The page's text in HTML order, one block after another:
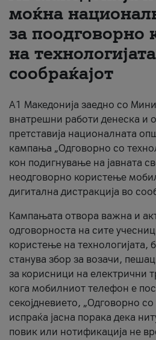
моќна
за поодговорно
на
сообраќајот
A1 Македонија заедно со
внатрешни работи денеска и
претставија националната
кампања „Одговорно со
кон подигнување на јавната
неодговорно користење
дигитална дистракција во
Кампањата отвора важна и
одговорноста на сите
користење на технологијата,
станува збор за возачи,
за корисници на електрични
кога мобилниот телефон е
секојдневието, „Одговорно со
испраќа јасна порака дека
повик или нотификација не